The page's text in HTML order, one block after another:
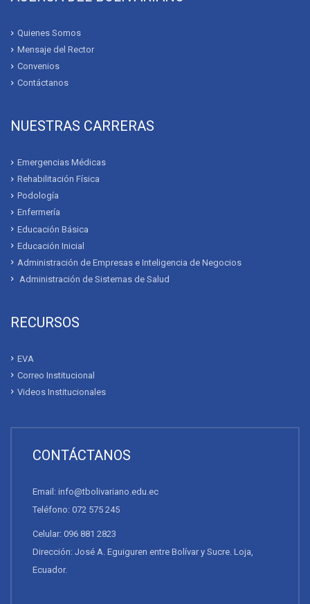
Quienes Somos
Mensaje del Rector
Convenios
Contáctanos
NUESTRAS CARRERAS
Emergencias Médicas
Rehabilitación Física
Podología
Enfermería
Educación Básica
Educación Inicial
Administración de Empresas e Inteligencia de Negocios
Administración de Sistemas de Salud
RECURSOS
EVA
Correo Institucional
Videos Institucionales
CONTÁCTANOS
Email: info@tbolivariano.edu.ec
Teléfono: 072 575 245
Celular: 096 881 2823
Dirección: José A. Eguiguren entre Bolívar y Sucre. Loja,
Ecuador.